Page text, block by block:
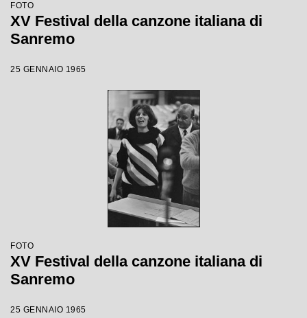
FOTO
XV Festival della canzone italiana di
Sanremo
25 GENNAIO 1965
FOTO
XV Festival della canzone italiana di
Sanremo
25 GENNAIO 1965